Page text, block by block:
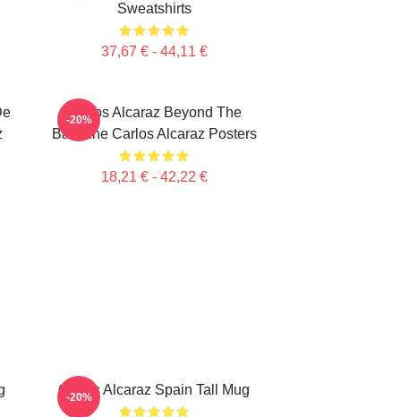
Sweatshirts
37,67 € - 44,11 €
Carlos Alcaraz Beyond The
Baseline Carlos Alcaraz Posters
18,21 € - 42,22 €
-20%
Carlos Alcaraz Spain Tall Mug
-20%